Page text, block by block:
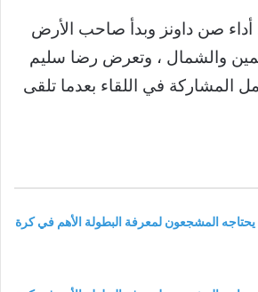
صن داونز وبدأ صاحب الأرض
والشمال ، وتعرض رضا سليم
المشاركة في اللقاء بعدما تلقى
2026: كل ما يحتاجه المشجعون لمعرفة البطولة الأهم في كرة